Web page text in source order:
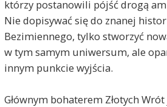
którzy postanowili pójść drogą
Nie dopisywać się do znanej
Bezimiennego, tylko stworzyć
w tym samym uniwersum, ale
innym punkcie wyjścia.
Głównym bohaterem Złotych